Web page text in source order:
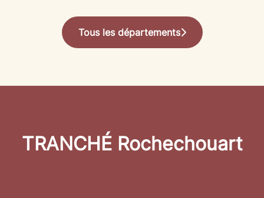
Tous les départements
TRANCHÉ Rochechouart